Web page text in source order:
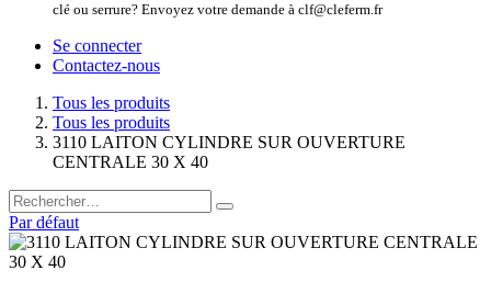
clé ou serrure? Envoyez votre demande à clf@cleferm.fr
Se connecter
Contactez-nous
Tous les produits
Tous les produits
3110 LAITON CYLINDRE SUR OUVERTURE
CENTRALE 30 X 40
Par défaut